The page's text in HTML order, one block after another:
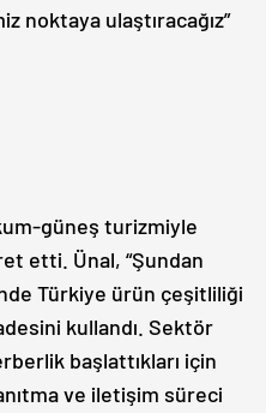
noktaya ulaştıracağız”
güneş turizmiyle
etti. Ünal, “Şundan
Türkiye ürün çeşitliliği
kullandı. Sektör
başlattıkları için
ve iletişim süreci